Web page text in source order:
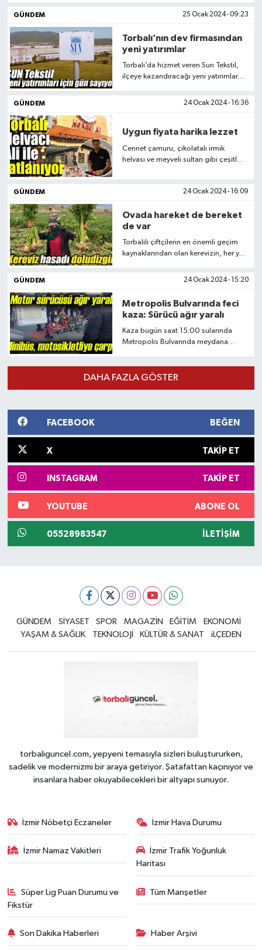
haftasında Beydağ Belediyespor’u 4-
GÜNDEM 25 Ocak 2024 - 09:23
Torbalı’nın dev firmasından
yeni yatırımlar
Torbalı’da hizmet veren Sun Tekstil,
ilçeye kazandıracağı yeni yatırımlar
Sanayi Bölgesi'ndeki arsa üzerine
GÜNDEM 24 Ocak 2024 - 16:36
Uygun fiyata harika lezzet
Cennet çamuru, çikolatalı irmik
helvası ve meyveli sultan gibi çeşitleri
GÜNDEM 24 Ocak 2024 - 16:09
Ovada hareket de bereket
de var
Torbalılı çiftçilerin en önemli geçim
kaynaklarından olan kerevizin, her yıl
sonuna doğru ekilerek sonbaharın
koparıldığı gibi sofraları süslüyor
GÜNDEM 24 Ocak 2024 - 15:20
Metropolis Bulvarında feci
kaza: Sürücü ağır yaralı
Kaza bugün saat 15:00 sularında
Metropolis Bulvarında meydana
transit araç çarptı
DAHA FAZLA GÖSTER
FACEBOOK BEĞEN
X TAKIP ET
INSTAGRAM TAKIP ET
YOUTUBE ABONE OL
05528983547 İLETIŞIM
GÜNDEM SİYASET SPOR MAGAZİN EĞİTİM
EKONOMİ
YAŞAM & SAĞLIK
TEKNOLOJİ KÜLTÜR & SANAT iLÇEDEN
torbaliguncel.com, yepyeni temasıyla sizleri buluştururken,
sadelik ve modernizmi bir araya getiriyor. Şatafattan kaçınıyor ve
insanlara haber okuyabilecekleri bir altyapı sunuyor.
İzmir Nöbetçi Eczaneler İzmir Hava Durumu
İzmir Namaz Vakitleri
İzmir Trafik Yoğunluk
Haritası
Süper Lig Puan Durumu ve
Fikstür
Tüm Manşetler
Son Dakika Haberleri Haber Arşivi